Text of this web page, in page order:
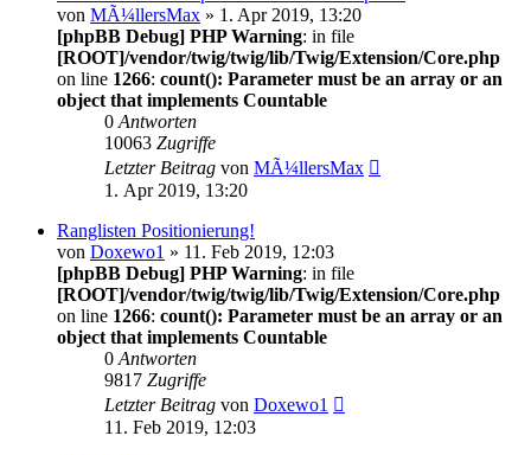
von MÃ¼llersMax » 1. Apr 2019, 13:20
[phpBB Debug] PHP Warning: in file
[ROOT]/vendor/twig/twig/lib/Twig/Extension/Core.php
on line 1266: count(): Parameter must be an array or an
object that implements Countable
0 Antworten
10063 Zugriffe
Letzter Beitrag von MÃ¼llersMax
1. Apr 2019, 13:20
Ranglisten Positionierung!
von Doxewo1 » 11. Feb 2019, 12:03
[phpBB Debug] PHP Warning: in file
[ROOT]/vendor/twig/twig/lib/Twig/Extension/Core.php
on line 1266: count(): Parameter must be an array or an
object that implements Countable
0 Antworten
9817 Zugriffe
Letzter Beitrag von Doxewo1
11. Feb 2019, 12:03